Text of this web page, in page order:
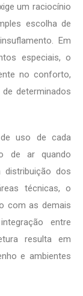
um raciocínio
escolha de
Em
especiais, o
no conforto,
determinados
uso de cada
de ar quando
distribuição dos
técnicas, o
com as demais
entre
resulta em
e ambientes